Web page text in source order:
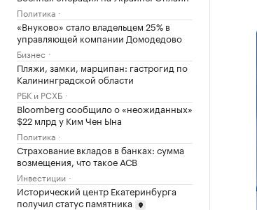
Политика
«Внуково» стало владельцем 25% в
управляющей компании Домодедово
Бизнес
Пляжи, замки, марципан: гастрогид по
Калининградской области
РБК и РСХБ
Bloomberg сообщило о «неожиданных»
$22 млрд у Ким Чен Ына
Политика
Страхование вкладов в банках: сумма
возмещения, что такое АСВ
Инвестиции
Исторический центр Екатеринбурга
получил статус памятника